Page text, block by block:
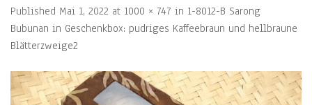
Published Mai 1, 2022 at 1000 × 747 in 1-8012-B Sarong
Bubunan in Geschenkbox: pudriges Kaffeebraun und hellbraune
Blätterzweige2